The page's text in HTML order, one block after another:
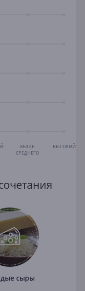
ВЫШЕ
СРЕДНЕГО
ВЫСОКИЙ
сыры